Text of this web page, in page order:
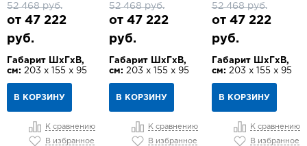
52 468 руб.
от 47 222
руб.
Габарит ШхГхВ,
см: 203 х 155 х 95
В КОРЗИНУ
К сравнению
В избранное
52 468 руб.
от 47 222
руб.
Габарит ШхГхВ,
см: 203 х 155 х 95
В КОРЗИНУ
К сравнению
В избранное
52 468 руб.
от 47 222
руб.
Габарит ШхГхВ,
см: 203 х 155 х 95
В КОРЗИНУ
К сравнению
В избранное